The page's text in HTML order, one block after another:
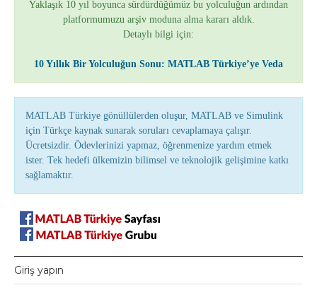
Yaklaşık 10 yıl boyunca sürdürdüğümüz bu yolculuğun ardından
platformumuzu arşiv moduna alma kararı aldık.
Detaylı bilgi için:
10 Yıllık Bir Yolculuğun Sonu: MATLAB Türkiye’ye Veda
MATLAB Türkiye gönüllülerden oluşur, MATLAB ve Simulink
için Türkçe kaynak sunarak soruları cevaplamaya çalışır.
Ücretsizdir. Ödevlerinizi yapmaz, öğrenmenize yardım etmek
ister. Tek hedefi ülkemizin bilimsel ve teknolojik gelişimine katkı
sağlamaktır.
Giriş yapın